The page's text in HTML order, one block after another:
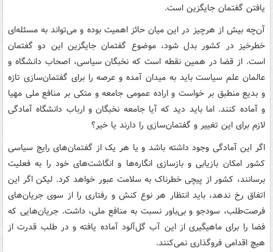
یافتن گفتمان جایگزین است.
آن‌چه بیش از هرچیز در این میان حائز اهمیت بوده و می‌تواند به مسئله‌ای
خطرخیز در کشور بدل شود، موضوع گفتمان جایگزین این دو گفتمان
است. از قضا در همین نقطه است که نخبگان سیاسی، اصحاب دانشگاه و
عالمان علم سیاست باید به میدان آمده و عرصه را برای گفتمان‌سازی تازه
و بدیع منطبق بر خواست و اراده عمومی جامعه و متکی بر منافع ملی مهیا
و آماده کنند. اما باید دید که آیا جامعه نخبگان و ارباب دانشگاه آمادگی
لازم برای این تغییر و گفتمان‌سازی را دارند یا خیر؟
اگر این آمادگی وجود داشته باشد و یا هر یک از گفتمان‌های رایج سیاسی
کشور امکان بازیابی و بازسازی انگاره‌ها و انگاشت‌های خود را به فعلیت
برسانند، کشور از پیچی خطرناک به سلامت عبور خواهد کرد. لیکن اگر این
اتفاق رخ ندهد، باید انتظار هر نوع کنش و رفتاری را از سوی جریان‌های
فرصت‌طلب، سودجو و بی‌باور نسبت به منافع ملی، داشت. جریان‌هایی که
فضا را برای ماهیگیری از این آب گل‌آلود آماده یافته و در طلب قدرت از
هیچ اقدامی فروگذاری نمی‌کنند.